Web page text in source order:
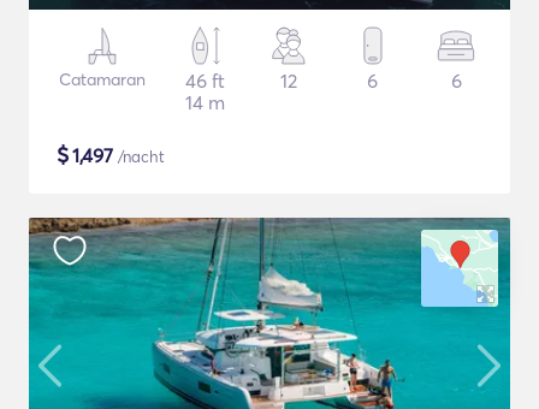
Catamaran
46 ft
14 m
12 6 6
$1,497 /nacht